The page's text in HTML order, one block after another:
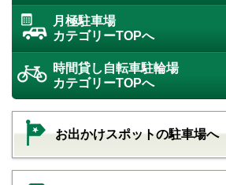
月極駐車場
カテゴリーTOPへ
時間貸し自転車駐輪場
カテゴリーTOPへ
お出かけスポットの駐車場へ